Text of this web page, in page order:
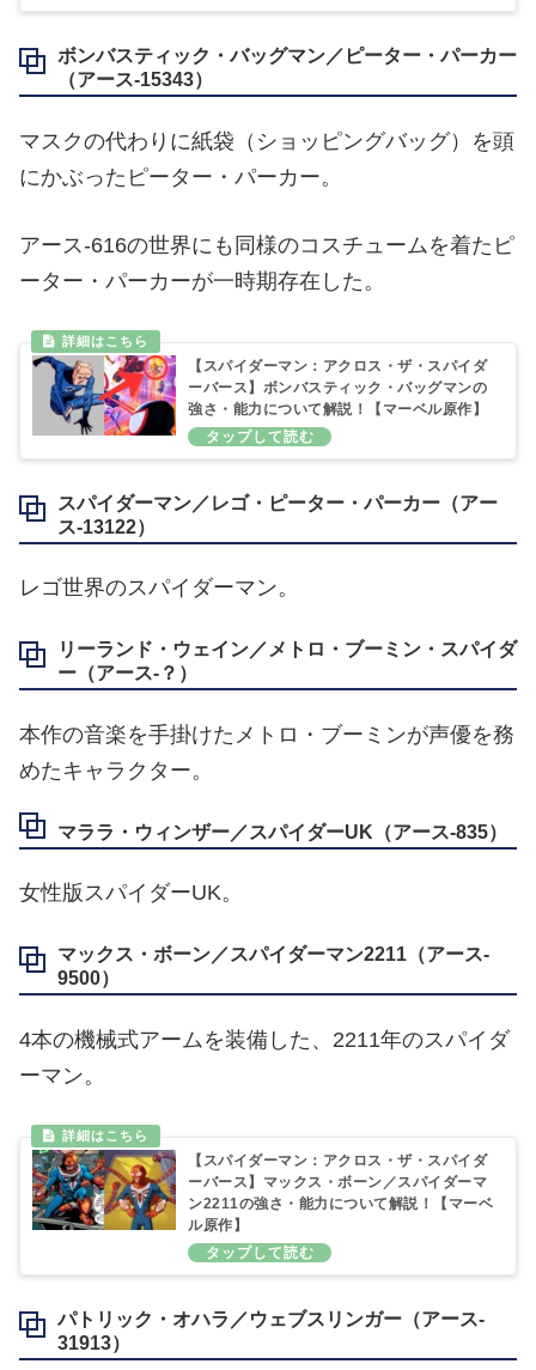
ボンバスティック・バッグマン／ピーター・パーカー
（アース-15343）
マスクの代わりに紙袋（ショッピングバッグ）を頭
にかぶったピーター・パーカー。
アース‐616の世界にも同様のコスチュームを着たピ
ーター・パーカーが一時期存在した。
【スパイダーマン：アクロス・ザ・スパイダ
ーバース】ボンバスティック・バッグマンの
強さ・能力について解説！【マーベル原作】
スパイダーマン／レゴ・ピーター・パーカー（アー
ス‐13122）
レゴ世界のスパイダーマン。
リーランド・ウェイン／メトロ・ブーミン・スパイダ
ー（アース‐？）
本作の音楽を手掛けたメトロ・ブーミンが声優を務
めたキャラクター。
マララ・ウィンザー／スパイダーUK（アース‐835）
女性版スパイダーUK。
マックス・ボーン／スパイダーマン2211（アース‐
9500）
4本の機械式アームを装備した、2211年のスパイダ
ーマン。
【スパイダーマン：アクロス・ザ・スパイダ
ーバース】マックス・ボーン／スパイダーマ
ン2211の強さ・能力について解説！【マーベ
ル原作】
パトリック・オハラ／ウェブスリンガー（アース‐
31913）